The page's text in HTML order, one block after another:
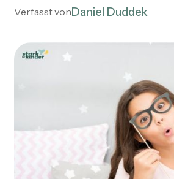
Verfasst vonDaniel Duddek